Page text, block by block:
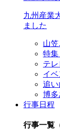
九州産業
ました
山
特集
テ
イ
追い
博多
行事日程
行事一覧